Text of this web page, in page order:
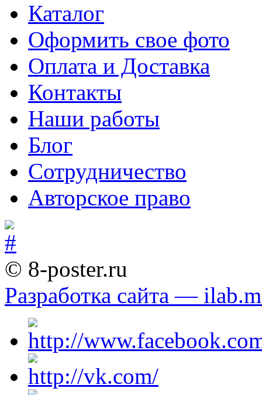
Каталог
Оформить свое фото
Оплата и Доставка
Контакты
Наши работы
Блог
Сотрудничество
Авторское право
© 8-poster.ru
Разработка сайта —